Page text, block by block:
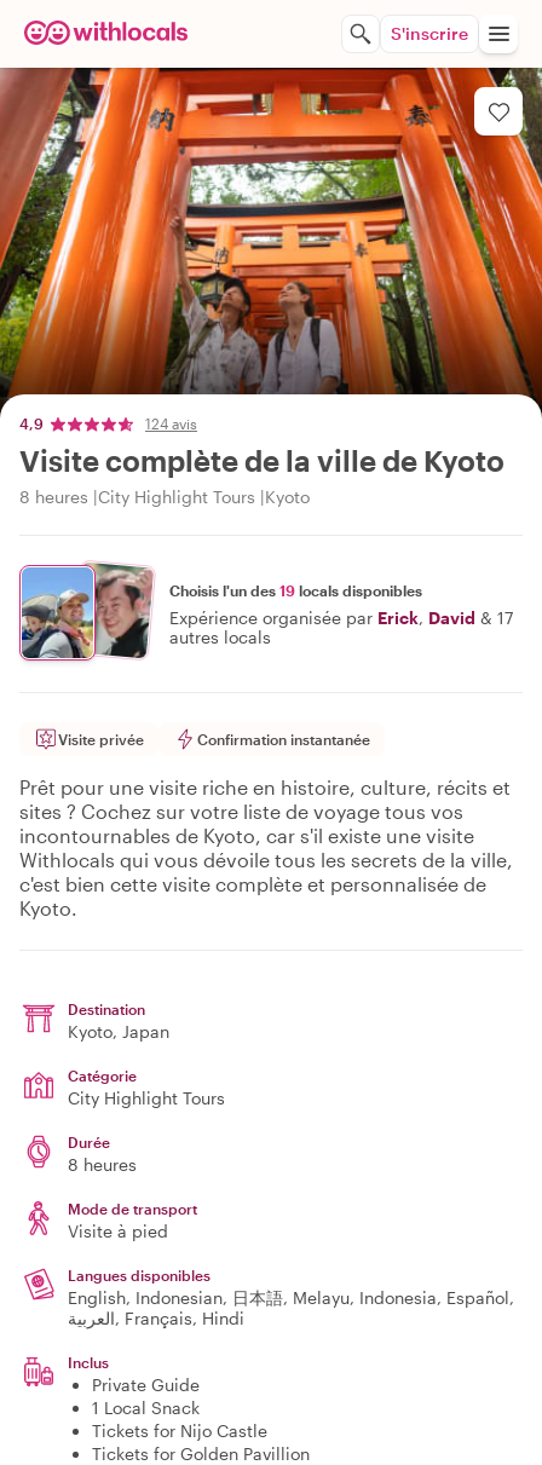
S'inscrire
4,9 124 avis
Visite complète de la ville de Kyoto
8 heures City Highlight Tours Kyoto
Choisis l'un des 19 locals disponibles
Expérience organisée par Erick, David & 17
autres locals
Visite privée Confirmation instantanée
Prêt pour une visite riche en histoire, culture, récits et
sites ? Cochez sur votre liste de voyage tous vos
incontournables de Kyoto, car s'il existe une visite
Withlocals qui vous dévoile tous les secrets de la ville,
c'est bien cette visite complète et personnalisée de
Kyoto.
Destination
Kyoto, Japan
Catégorie
City Highlight Tours
Durée
8 heures
Mode de transport
Visite à pied
Langues disponibles
English, Indonesian, 日本語, Melayu, Indonesia, Español,
العربية, Français, Hindi
Inclus
Private Guide
1 Local Snack
Tickets for Nijo Castle
Tickets for Golden Pavillion